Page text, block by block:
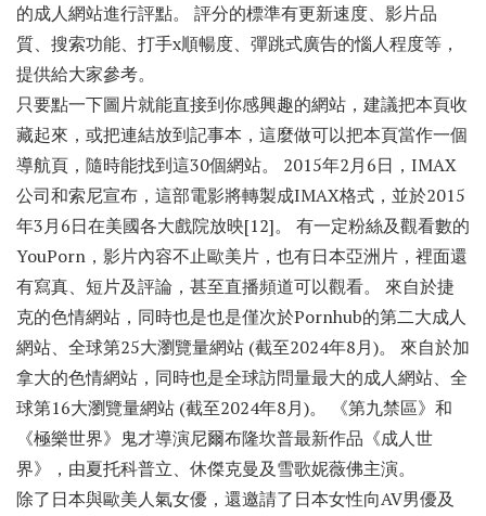
的成人網站進行評點。 評分的標準有更新速度、影片品
質、搜索功能、打手x順暢度、彈跳式廣告的惱人程度等，
提供給大家參考。
只要點一下圖片就能直接到你感興趣的網站，建議把本頁收
藏起來，或把連結放到記事本，這麼做可以把本頁當作一個
導航頁，隨時能找到這30個網站。 2015年2月6日，IMAX
公司和索尼宣布，這部電影將轉製成IMAX格式，並於2015
年3月6日在美國各大戲院放映[12]。 有一定粉絲及觀看數的
YouPorn，影片內容不止歐美片，也有日本亞洲片，裡面還
有寫真、短片及評論，甚至直播頻道可以觀看。 來自於捷
克的色情網站，同時也是也是僅次於Pornhub的第二大成人
網站、全球第25大瀏覽量網站 (截至2024年8月)。 來自於加
拿大的色情網站，同時也是全球訪問量最大的成人網站、全
球第16大瀏覽量網站 (截至2024年8月)。 《第九禁區》和
《極樂世界》鬼才導演尼爾布隆坎普最新作品《成人世
界》，由夏托科普立、休傑克曼及雪歌妮薇佛主演。
除了日本與歐美人氣女優，還邀請了日本女性向AV男優及